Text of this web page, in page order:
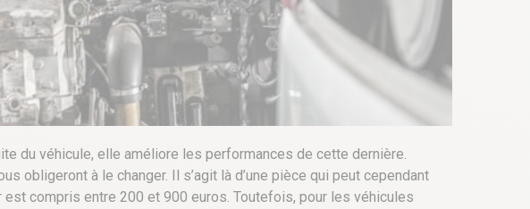
du véhicule, elle améliore les performances de cette dernière.
obligeront à le changer. Il s’agit là d’une pièce qui peut cependant
compris entre 200 et 900 euros. Toutefois, pour les véhicules